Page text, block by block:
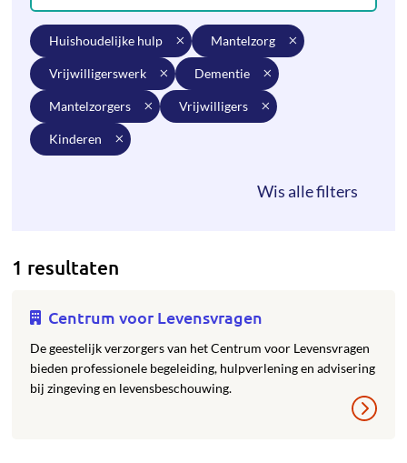
huishoudelijke hulp mantelzorg
vrijwilligerswerk dementie
mantelzorgers vrijwilligers
kinderen
1 resultaten
Centrum voor Levensvragen
De geestelijk verzorgers van het Centrum voor Levensvragen
bieden professionele begeleiding, hulpverlening en advisering
bij zingeving en levensbeschouwing.